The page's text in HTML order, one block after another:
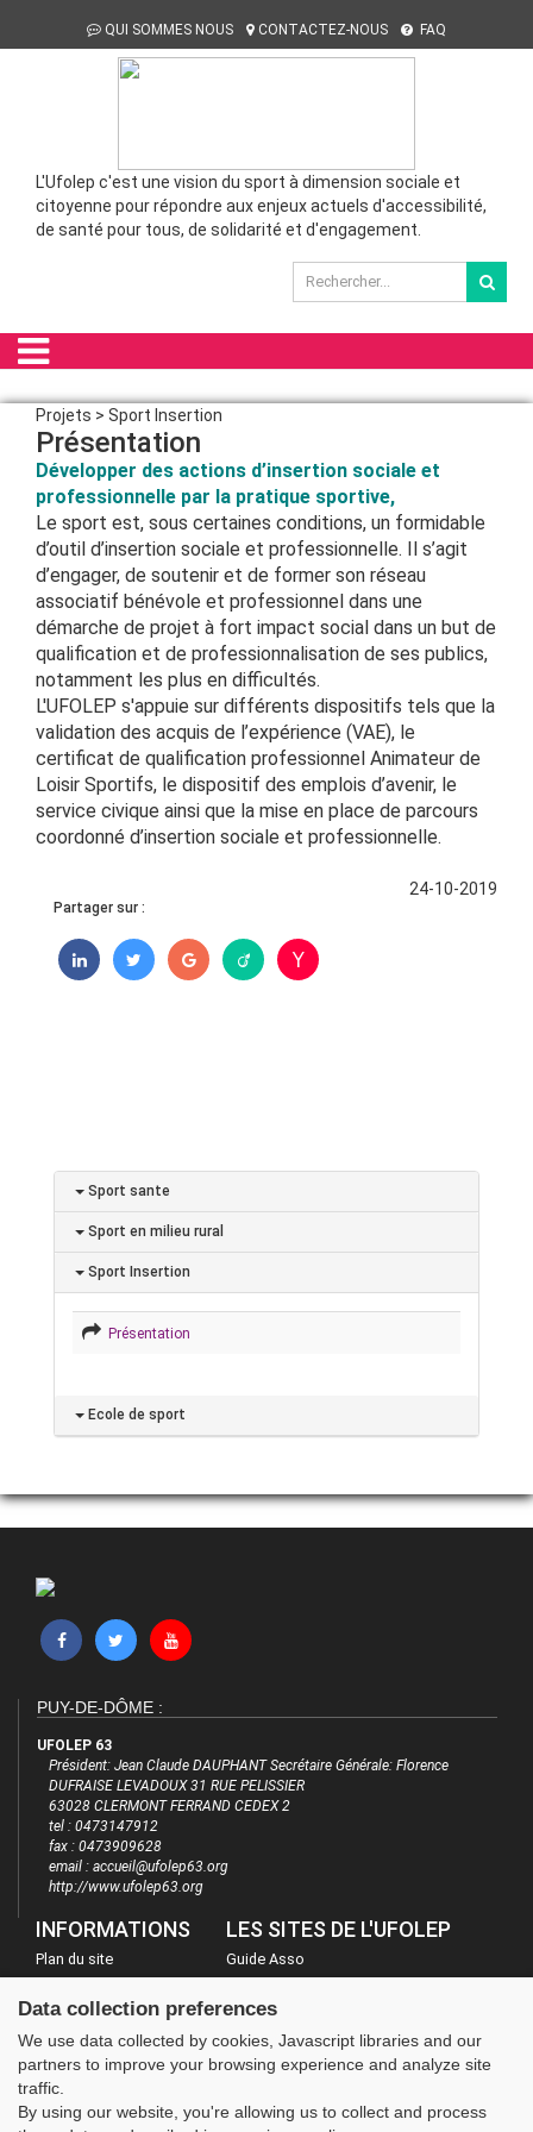
QUI SOMMES NOUS CONTACTEZ-NOUS FAQ
L'Ufolep c'est une vision du sport à dimension sociale et
citoyenne pour répondre aux enjeux actuels d'accessibilité,
de santé pour tous, de solidarité et d'engagement.
Projets > Sport Insertion
Présentation
Développer des actions d’insertion sociale et
professionnelle par la pratique sportive,
Le sport est, sous certaines conditions, un formidable
d’outil d’insertion sociale et professionnelle. Il s’agit
d’engager, de soutenir et de former son réseau
associatif bénévole et professionnel dans une
démarche de projet à fort impact social dans un but de
qualification et de professionnalisation de ses publics,
notamment les plus en difficultés.
L'UFOLEP s'appuie sur différents dispositifs tels que la
validation des acquis de l’expérience (VAE), le
certificat de qualification professionnel Animateur de
Loisir Sportifs, le dispositif des emplois d’avenir, le
service civique ainsi que la mise en place de parcours
coordonné d’insertion sociale et professionnelle.
24-10-2019
Partager sur :
Sport sante
Sport en milieu rural
Sport Insertion
Présentation
Ecole de sport
PUY-DE-DÔME :
UFOLEP 63
Président: Jean Claude DAUPHANT Secrétaire Générale: Florence
DUFRAISE LEVADOUX 31 RUE PELISSIER
63028 CLERMONT FERRAND CEDEX 2
tel : 0473147912
fax : 0473909628
email : accueil@ufolep63.org
http://www.ufolep63.org
INFORMATIONS
Plan du site
Mentions légales
Administration
LES SITES DE L'UFOLEP
Guide Asso
Inscriptions évènements
Data collection preferences
We use data collected by cookies, Javascript libraries and our
partners to improve your browsing experience and analyze site
traffic.
By using our website, you're allowing us to collect and process